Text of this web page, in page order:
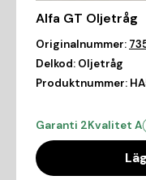
Alfa GT Oljetråg
Originalnummer:
Delkod: Oljetråg
Produktnummer:
Garanti 2Kvalitet A